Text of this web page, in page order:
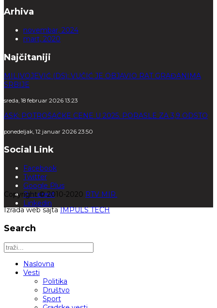
Arhiva
novembar, 2024
mart, 2020
Najčitaniji
MILIVOJEVIĆ (DS): VUČIĆ JE OBJAVIO RAT GRAĐANIMA
SRBIJE
sreda, 18 februar 2026 13:23
ASK: POTROŠAČKE CENE U 2025. PORASLE ZA 3,9 ODSTO
ponedeljak, 12 januar 2026 23:50
Social Link
Facebook
Twitter
Google Plus
Pinterest
Linkedin
Copyright © 2010-2020 RTV MIR.
Izrada web sajtaIMPULS TECH
Search
Naslovna
Vesti
Politika
Društvo
Sport